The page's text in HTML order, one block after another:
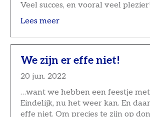
Veel succes, en vooral veel plezier!
Lees meer
We zijn er effe niet!
20 jun. 2022
…want we hebben een feestje met
Eindelijk, nu het weer kan. En
effe niet. Om precies te zijn op